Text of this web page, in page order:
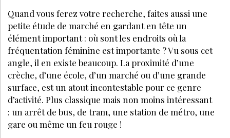
Quand vous ferez votre recherche, faites aussi une
petite étude de marché en gardant en tête un
élément important : où sont les endroits où la
fréquentation féminine est importante ? Vu sous cet
angle, il en existe beaucoup. La proximité d’une
crèche, d’une école, d’un marché ou d’une grande
surface, est un atout incontestable pour ce genre
d’activité. Plus classique mais non moins intéressant
: un arrêt de bus, de tram, une station de métro, une
gare ou même un feu rouge !